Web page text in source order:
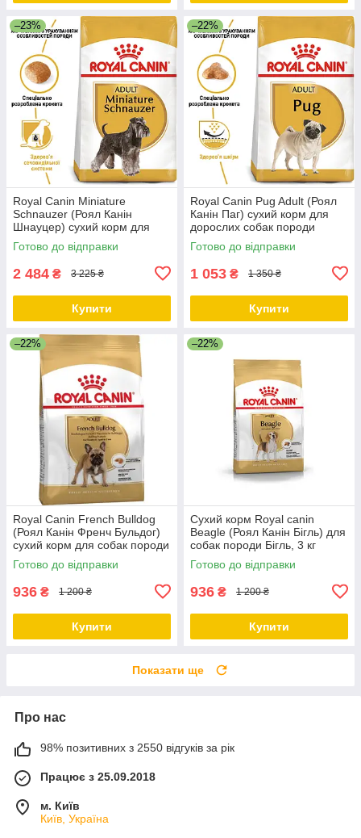
–23%
Royal Canin Miniature
Schnauzer (Роял Канін
Шнауцер) сухий корм для
дорослих собак породи
Цвергшнауцер, 7.5 КГ
Готово до відправки
2 484 ₴ 3 225 ₴
Купити
–22%
Royal Canin Pug Adult (Роял
Канін Паг) сухий корм для
дорослих собак породи
Мопс, 3 КГ
Готово до відправки
1 053 ₴ 1 350 ₴
Купити
–22%
Royal Canin French Bulldog
(Роял Канін Френч Бульдог)
сухий корм для собак породи
Французький Бульдог, 3 КГ
Готово до відправки
936 ₴ 1 200 ₴
Купити
–22%
Сухий корм Royal canin
Beagle (Роял Канін Бігль) для
собак породи Бігль, 3 кг
Готово до відправки
936 ₴ 1 200 ₴
Купити
Показати ще
Про нас
98% позитивних з 2550 відгуків за рік
Працює з 25.09.2018
м. Київ
Київ, Україна